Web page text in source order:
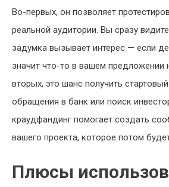
Во-первых, он позволяет
реальной аудитории. Вы сразу
задумка вызывает интерес — если
значит что-то в вашем предложении
вторых, это шанс получить
обращения в банк или поиск
краудфандинг помогает создать
вашего проекта, которое потом
Плюсы